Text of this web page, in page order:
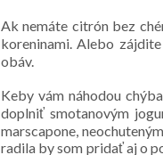
Ak nemáte citrón bez
koreninami. Alebo
obáv.
Keby vám náhodou
doplniť smotanovým
marscapone,
radila by som pridať aj o